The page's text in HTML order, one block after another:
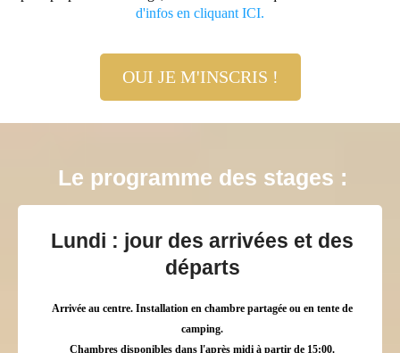
d'infos en cliquant ICI.
OUI JE M'INSCRIS !
Le programme des stages :
Lundi : jour des arrivées et des
départs
Arrivée au centre. Installation en chambre partagée ou en tente de
camping.
Chambres disponibles dans l'après midi à partir de 15:00.